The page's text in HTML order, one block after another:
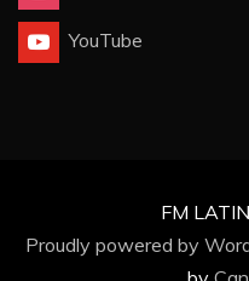
YouTube
FM
Proudly powered by